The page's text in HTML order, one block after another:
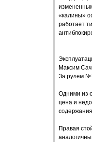
«калины»
работает
Максим
За рулем
Одними из
цена и
Правая